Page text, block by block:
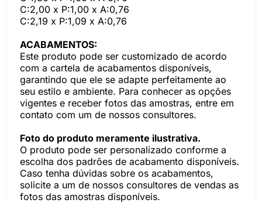
C:2,00 x P:1,00 x A:0,76
C:2,19 x P:1,09 x A:0,76
ACABAMENTOS:
Este produto pode ser customizado de acordo
com a cartela de acabamentos disponíveis,
garantindo que ele se adapte perfeitamente ao
seu estilo e ambiente. Para conhecer as opções
vigentes e receber fotos das amostras, entre em
contato com um de nossos consultores.
Foto do produto meramente ilustrativa.
O produto pode ser personalizado conforme a
escolha dos padrões de acabamento disponíveis.
Caso tenha dúvidas sobre os acabamentos,
solicite a um de nossos consultores de vendas as
fotos das amostras disponíveis.